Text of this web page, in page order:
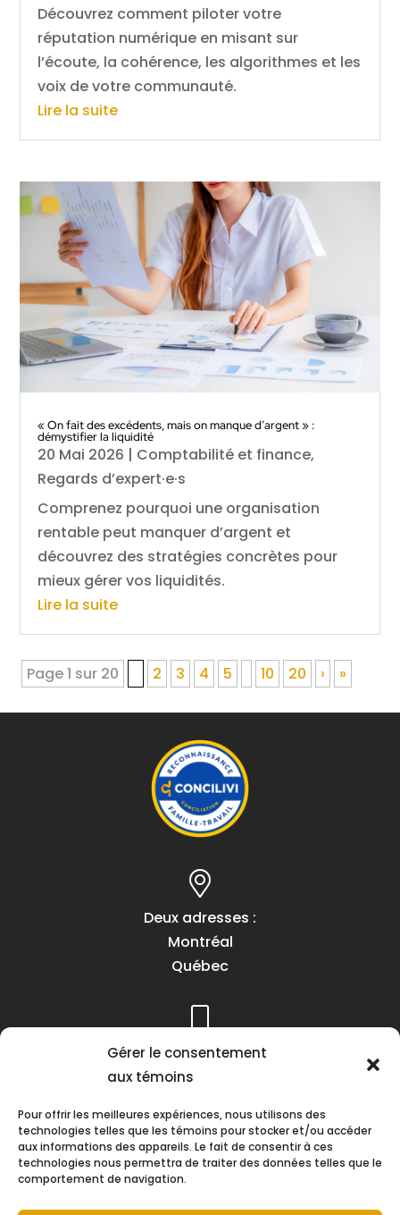
Gérer le consentement
aux témoins
Pour offrir les meilleures expériences, nous utilisons des
technologies telles que les témoins pour stocker et/ou accéder
aux informations des appareils. Le fait de consentir à ces
technologies nous permettra de traiter des données telles que le
comportement de navigation.
Découvrez comment piloter votre
réputation numérique en misant sur
l’écoute, la cohérence, les algorithmes et les
voix de votre communauté.
Lire la suite
« On fait des excédents, mais on manque d’argent » :
démystifier la liquidité
20 Mai 2026 | Comptabilité et finance,
Regards d’expert·e·s
Comprenez pourquoi une organisation
rentable peut manquer d’argent et
découvrez des stratégies concrètes pour
mieux gérer vos liquidités.
Lire la suite
Page 1 sur 20 2 3 4 5 10 20 › »
Deux adresses :
Montréal
Québec
Téléphone :
(418) 622-1001
Heures d’ouverture :